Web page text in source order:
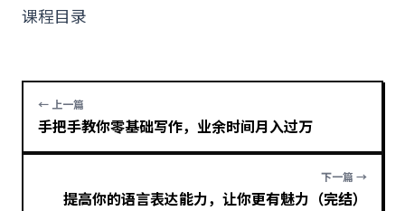
课程目录
← 上一篇
手把手教你零基础写作，业余时间月入过万
下一篇 →
提高你的语言表达能力，让你更有魅力（完结）